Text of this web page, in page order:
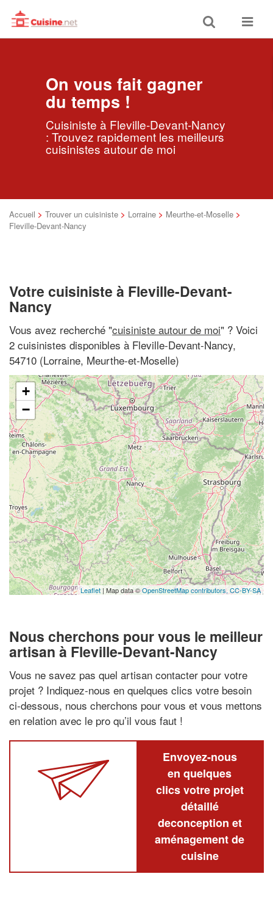
Toggle
search
Toggle
On vous fait gagner
du temps !
Cuisiniste à Fleville-Devant-Nancy
: Trouvez rapidement les meilleurs
cuisinistes autour de moi
Accueil > Trouver un cuisiniste > Lorraine > Meurthe-et-Moselle >
Fleville-Devant-Nancy
Votre cuisiniste à Fleville-Devant-
Nancy
Vous avez recherché "cuisiniste autour de moi" ? Voici
2 cuisinistes disponibles à Fleville-Devant-Nancy,
54710 (Lorraine, Meurthe-et-Moselle)
+
−
Leaflet | Map data ©OpenStreetMap contributors, CC-BY-SA
Nous cherchons pour vous le meilleur
artisan à Fleville-Devant-Nancy
Vous ne savez pas quel artisan contacter pour votre
projet ? Indiquez-nous en quelques clics votre besoin
ci-dessous, nous cherchons pour vous et vous mettons
en relation avec le pro qu’il vous faut !
Envoyez-nous
en quelques
clics votre projet
détaillé
deconception et
aménagement de
cuisine